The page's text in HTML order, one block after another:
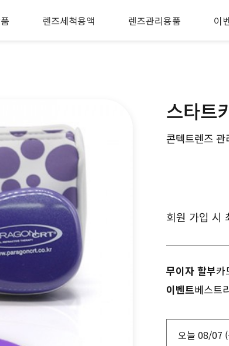
렌즈세척용액 렌즈관리용품 이
스타트
콘텍트렌즈
회원 가입 시
무이자 할부카
이벤트베스트
오늘 08/07